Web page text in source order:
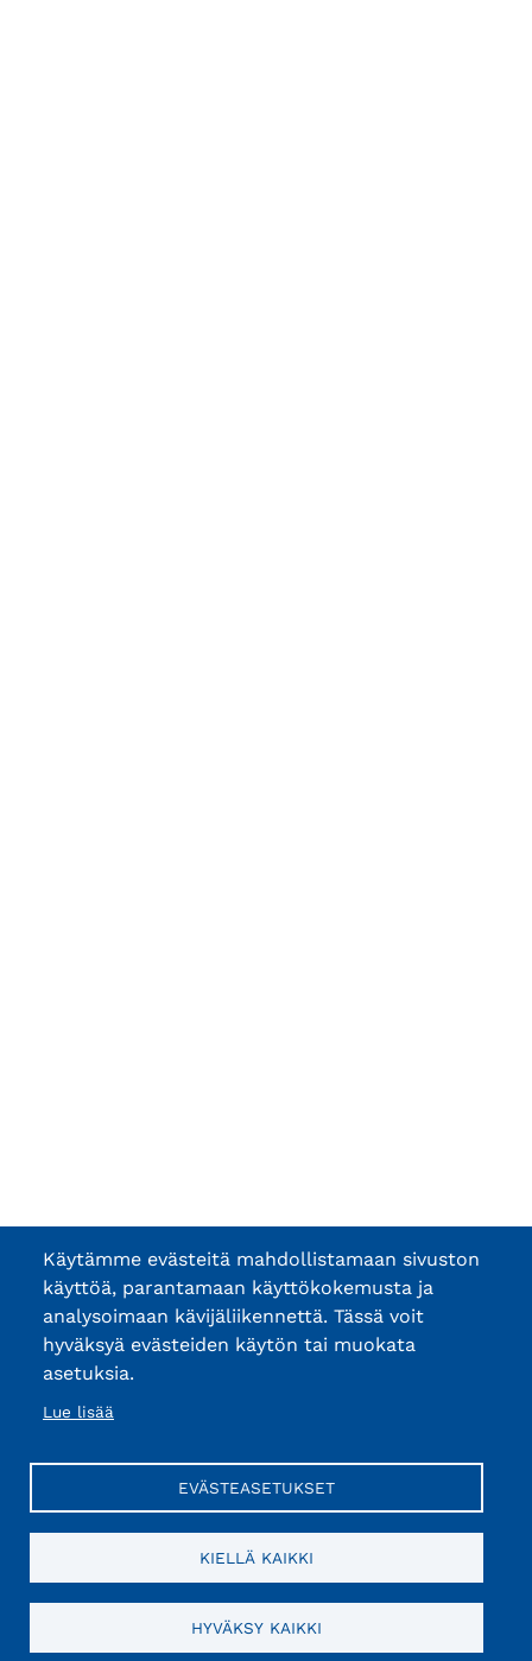
Käytämme evästeitä mahdollistamaan sivuston
käyttöä, parantamaan käyttökokemusta ja
analysoimaan kävijäliikennettä. Tässä voit
hyväksyä evästeiden käytön tai muokata
asetuksia.
Lue lisää
EVÄSTEASETUKSET
KIELLÄ KAIKKI
HYVÄKSY KAIKKI